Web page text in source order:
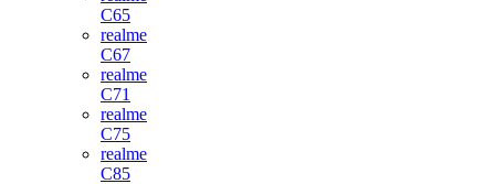
C65
realme
C67
realme
C71
realme
C75
realme
C85